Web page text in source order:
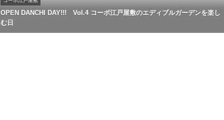
OPEN DANCHI DAY!!! Vol.4 コーポ江戸屋敷のエディブルガーデンを楽し
む日